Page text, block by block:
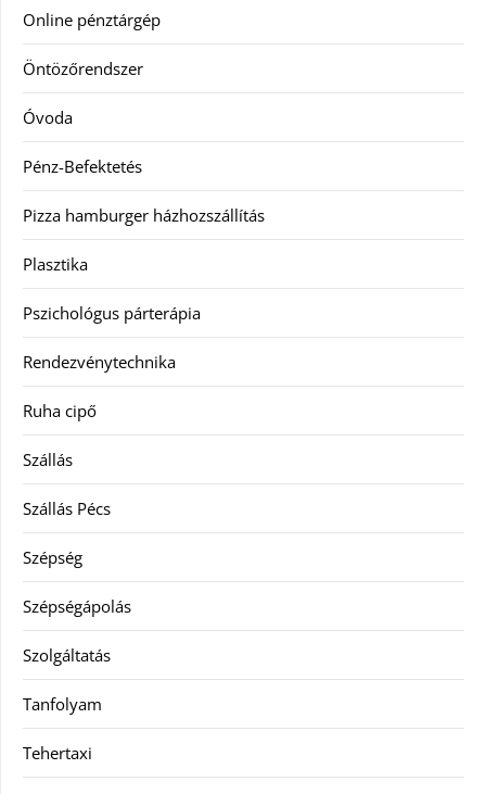
Online pénztárgép
Öntözőrendszer
Óvoda
Pénz-Befektetés
Pizza hamburger házhozszállítás
Plasztika
Pszichológus párterápia
Rendezvénytechnika
Ruha cipő
Szállás
Szállás Pécs
Szépség
Szépségápolás
Szolgáltatás
Tanfolyam
Tehertaxi